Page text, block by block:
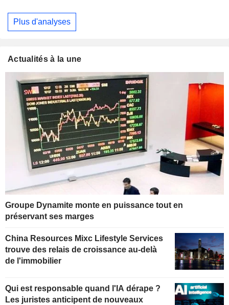
Plus d'analyses
Actualités à la une
Groupe Dynamite monte en puissance tout en
préservant ses marges
China Resources Mixc Lifestyle Services
trouve des relais de croissance au-delà
de l'immobilier
Qui est responsable quand l'IA dérape ?
Les juristes anticipent de nouveaux